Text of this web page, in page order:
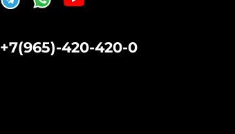
+7(965)-420-420-0